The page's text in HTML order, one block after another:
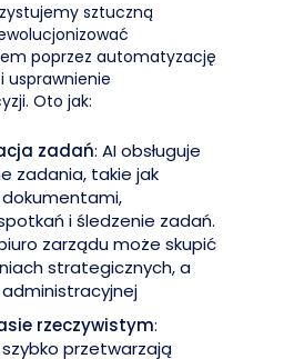
sztuczną
poprzez automatyzację
usprawnienie
Oto jak:
zadań: AI obsługuje
zadania, takie jak
i śledzenie zadań.
zarządu może skupić
strategicznych, a
rzeczywistym:
szybko przetwarzają